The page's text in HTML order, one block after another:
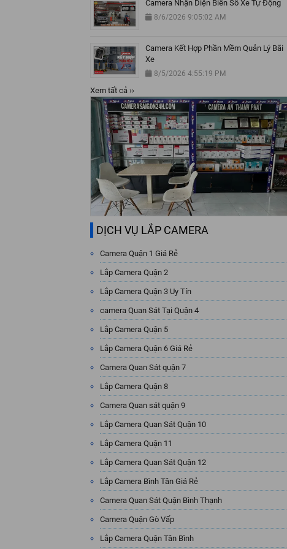
Camera Nhận Diện Biển Số Xe Tự Động
8/6/2026 9:05:02 AM
Camera Kết Hợp Phần Mềm Quản Lý Bãi
Xe
8/5/2026 4:55:19 PM
Xem tất cả ››
DỊCH VỤ LẮP CAMERA
Camera Quận 1 Giá Rẻ
Lắp Camera Quận 2
Lắp Camera Quận 3 Uy Tín
camera Quan Sát Tại Quận 4
Lắp Camera Quận 5
Lắp Camera Quận 6 Giá Rẻ
Camera Quan Sát quận 7
Lắp Camera Quận 8
Camera Quan sát quận 9
Lắp Camera Quan Sát Quận 10
Lắp Camera Quận 11
Lắp Camera Quan Sát Quận 12
Lắp Camera Bình Tân Giá Rẻ
Camera Quan Sát Quận Bình Thạnh
Camera Quận Gò Vấp
Lắp Camera Quận Tân Bình